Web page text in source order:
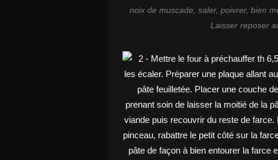
noix de muscade, saler, poivrer, bien
Laisser reposer